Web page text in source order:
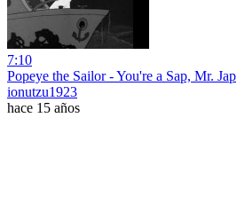
7:10
Popeye the Sailor - You're a Sap, Mr. Jap
ionutzu1923
hace 15 años